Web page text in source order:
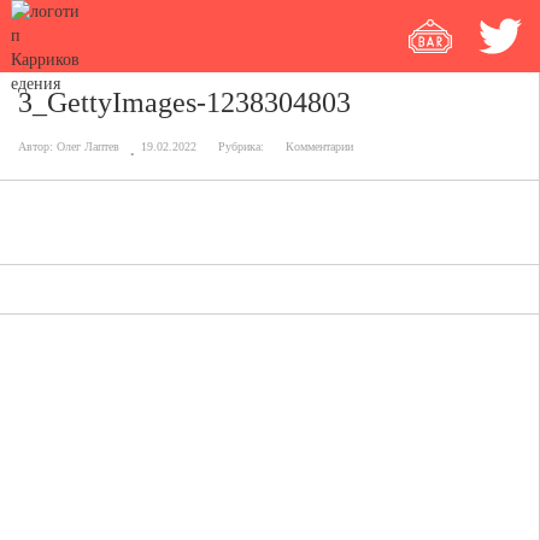
3_GettyImages-1238304803
Автор: Олег Лаптев 19.02.2022 Рубрика: Комментарии